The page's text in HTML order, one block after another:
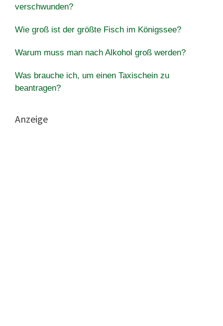
verschwunden?
Wie groß ist der größte Fisch im Königssee?
Warum muss man nach Alkohol groß werden?
Was brauche ich, um einen Taxischein zu
beantragen?
Anzeige